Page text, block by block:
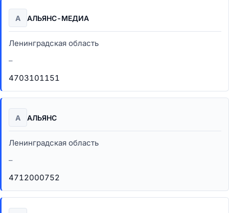
А АЛЬЯНС-МЕДИА
Ленинградская область
–
4703101151
А АЛЬЯНС
Ленинградская область
–
4712000752